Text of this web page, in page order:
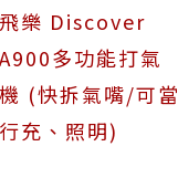
飛樂 Discover
A900多功能打氣
機 (快拆氣嘴/可當
行充、照明)